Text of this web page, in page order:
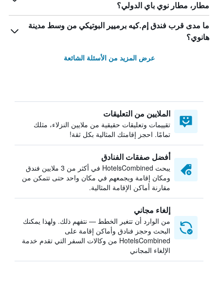
مطار، مطار نوي باي الدولي؟
ما مدى قرب فندق إم.كيه برميير البوتيكي من وسط مدينة
هانوي؟
عرض المزيد من الأسئلة الشائعة
الملايين من التعليقات
تقييمات وتعليقات حقيقية من ملايين النزلاء، مثلك
تمامًا. احجز إقامتك المثالية بكل ثقة!
أفضل صفقات الفنادق
يبحث HotelsCombined في أكثر من 3 ملايين فندق
ومكان إقامة ويجمعهم في مكان واحد حتى تتمكن من
مقارنة أماكن الإقامة المثالية.
إلغاء مجاني
من الوارد أن تتغير الخطط — نتفهم ذلك. ولهذا يمكنك
البحث وحجز فنادق وأماكن إقامة على
HotelsCombined من وكالات السفر التي تقدم خدمة
الإلغاء المجاني